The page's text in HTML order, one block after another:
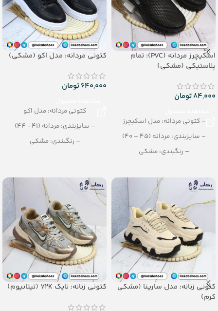
اسکیچرز مردانه (PVC): تمام
پلاستیکی (مشکی)
84,000تومان
– کتونی مردانه: مدل اسکیچرز
– سایزبندی: مردانه (45 – 40)
– رنگبندی: مشکی
جنس: PVC
کتونی مردانه: مدل اکو (مشکی)
640,000تومان
کتونی مردانه: مدل اکو
– سایزبندی: مردانه (41– 44)
– رنگبندی: مشکی
کتونی زنانه: مدل سارینا (مشکی
کرم)
کتونی زنانه: نایک 72K (تیتانیوم)